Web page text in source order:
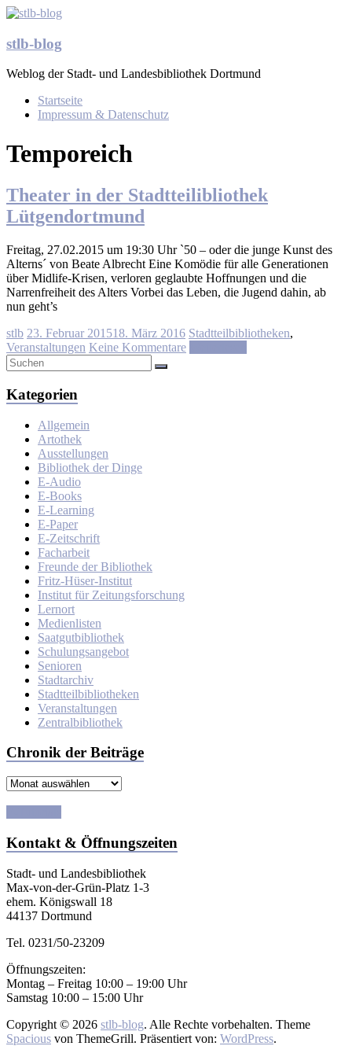
Zum
springen
stlb-blog
Weblog der Stadt- und Landesbibliothek Dortmund
Menü
Startseite
Impressum & Datenschutz
Temporeich
Theater in der Stadtteilibliothek
Lütgendortmund
Freitag, 27.02.2015 um 19:30 Uhr `50 – oder die junge Kunst des
Alterns´ von Beate Albrecht Eine Komödie für alle Generationen
über Midlife-Krisen, verloren geglaubte Hoffnungen und die
Narrenfreiheit des Alters Vorbei das Leben, die Jugend dahin, ab
nun geht’s
stlb 23. Februar 201518. März 2016 Stadtteilbibliotheken,
Veranstaltungen Keine Kommentare
Kategorien
Allgemein
Artothek
Ausstellungen
Bibliothek der Dinge
E-Audio
E-Books
E-Learning
E-Paper
E-Zeitschrift
Facharbeit
Freunde der Bibliothek
Fritz-Hüser-Institut
Institut für Zeitungsforschung
Lernort
Medienlisten
Saatgutbibliothek
Schulungsangebot
Senioren
Stadtarchiv
Stadtteilbibliotheken
Veranstaltungen
Zentralbibliothek
Chronik der Beiträge
Chronik
Kontakt & Öffnungszeiten
Stadt- und Landesbibliothek
Max-von-der-Grün-Platz 1-3
ehem. Königswall 18
44137 Dortmund
Tel. 0231/50-23209
Öffnungszeiten:
Montag – Freitag 10:00 – 19:00 Uhr
Samstag 10:00 – 15:00 Uhr
Copyright © 2026 stlb-blog. Alle Rechte vorbehalten. Theme
Spacious von ThemeGrill. Präsentiert von: WordPress.